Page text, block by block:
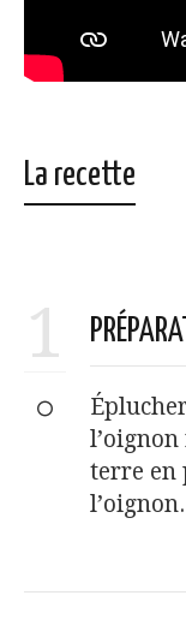
La recette
1
terre en
l’oignon.